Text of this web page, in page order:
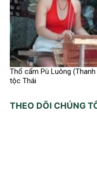
Thổ cẩm Pù Luông
tộc Thái
THEO DÕI CHÚNG